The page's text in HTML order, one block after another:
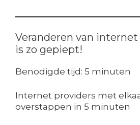
Veranderen van
is zo gepiept!
Benodigde tijd: 5 minuten
Internet providers met
overstappen in 5 minuten